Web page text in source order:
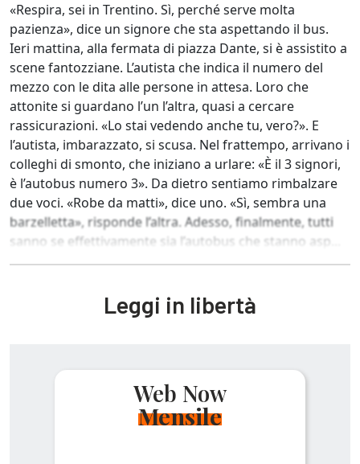
«Respira, sei in Trentino. Sì, perché serve molta
pazienza», dice un signore che sta aspettando il bus.
Ieri mattina, alla fermata di piazza Dante, si è assistito a
scene fantozziane. L’autista che indica il numero del
mezzo con le dita alle persone in attesa. Loro che
attonite si guardano l’un l’altra, quasi a cercare
rassicurazioni. «Lo stai vedendo anche tu, vero?». E
l’autista, imbarazzato, si scusa. Nel frattempo, arrivano i
colleghi di smonto, che iniziano a urlare: «È il 3 signori,
è l’autobus numero 3». Da dietro sentiamo rimbalzare
due voci. «Robe da matti», dice uno. «Sì, sembra una
barzelletta», risponde l’altra. Adesso, finalmente, tutti
sanno se effettivamente sia l’autobus che stanno asp...
Leggi in libertà
Web Now
Mensile